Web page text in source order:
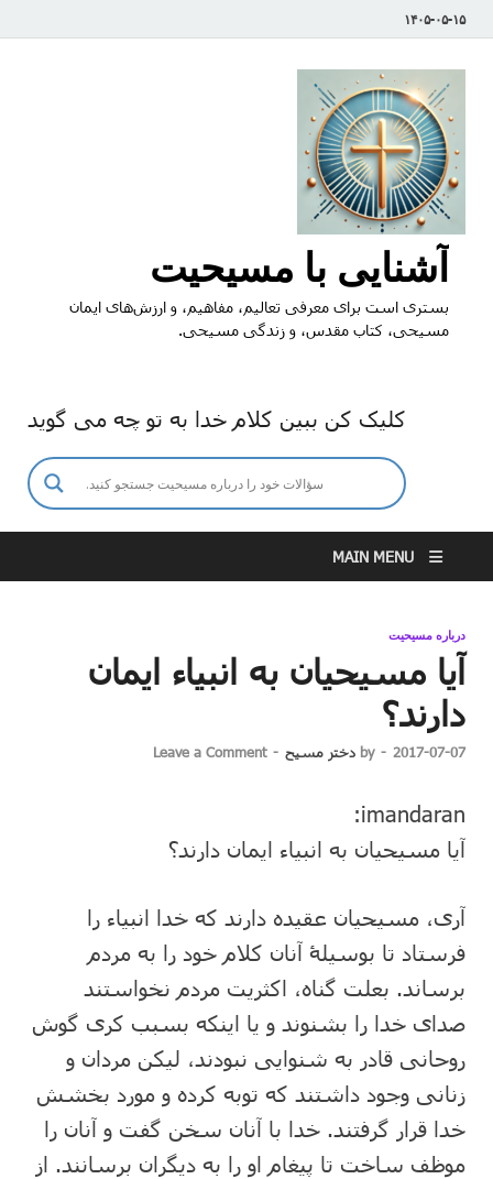
۱۴۰۵-۰۵-۱۵
آشنایی با مسیحیت
بستری است برای معرفی تعالیم، مفاهیم، و ارزش‌های ایمان
مسیحی، کتاب مقدس، و زندگی مسیحی.
کلیک کن ببین کلام خدا به تو چه می گوید
MAIN MENU
درباره مسیحیت
آیا مسیحیان به انبیاء ایمان
دارند؟
2017-07-07
-
by دختر مسیح -
Leave a Comment
imandaran:
آیا مسیحیان به انبیاء ایمان دارند؟
آری، مسیحیان عقیده دارند که خدا انبیاء را
فرستاد تا بوسیلۀ آنان کلام خود را به مردم
برساند. بعلت گناه، اکثریت مردم نخواستند
صدای خدا را بشنوند و یا اینکه بسبب کری گوش
روحانی قادر به شنوایی نبودند، لیکن مردان و
زنانی وجود داشتند که توبه کرده و مورد بخشش
خدا قرار گرفتند. خدا با آنان سخن گفت و آنان را
موظف ساخت تا پیغام او را به دیگران برسانند. از